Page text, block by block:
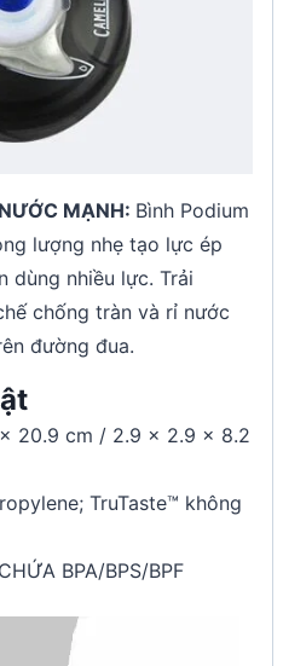
MẠNH: Bình Podium
lượng nhẹ tạo lực ép
dùng nhiều lực. Trải
chống tràn và rỉ nước
đường đua.
20.9 cm / 2.9 x 2.9 x 8.2
TruTaste™ không
BPA/BPS/BPF